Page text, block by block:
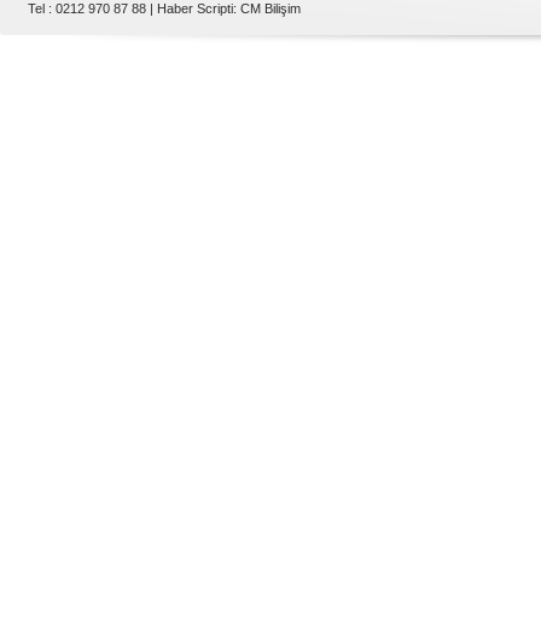
Tel : 0212 970 87 88 | Haber Scripti: CM Bilişim